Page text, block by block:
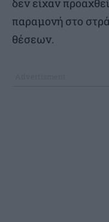
δεν είχαν
παραμονή στο
θέσεων.